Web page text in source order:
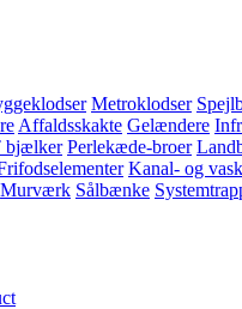
Metroklodser
Affaldsskakte Gelændere
bjælker Perlekæde-broer
Kanal- og
Murværk Sålbænke